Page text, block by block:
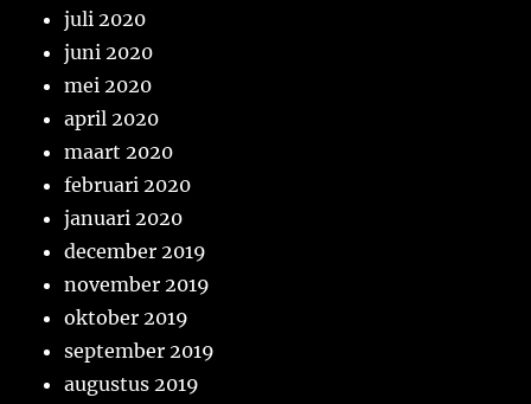
juli 2020
juni 2020
mei 2020
april 2020
maart 2020
februari 2020
januari 2020
december 2019
november 2019
oktober 2019
september 2019
augustus 2019